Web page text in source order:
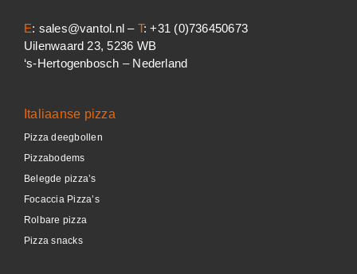
Italiaanse pizza
Pizza deegbollen
Pizzabodems
Belegde pizza’s
Focaccia Pizza’s
Rolbare pizza
Pizza snacks
E: sales@vantol.nl – T: +31 (0)736450673
Uilenwaard 23, 5236 WB
‘s-Hertogenbosch – Nederland